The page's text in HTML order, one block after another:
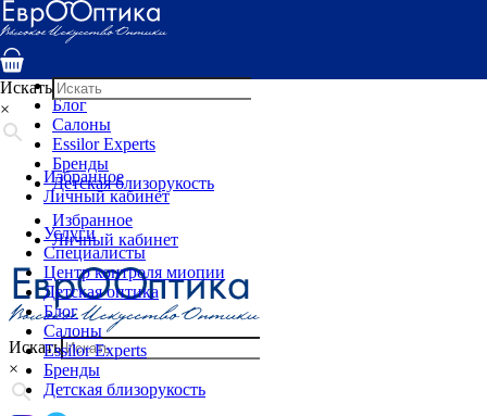
Услуги
Специалисты
Детская оптика
Блог
Салоны
Essilor Experts
Бренды
Детская близорукость
Избранное
Личный кабинет
Искать
×
Искать
×
Избранное
Личный кабинет
Услуги
Специалисты
Центр контроля миопии
Детская оптика
Блог
Салоны
Essilor Experts
Бренды
Детская близорукость